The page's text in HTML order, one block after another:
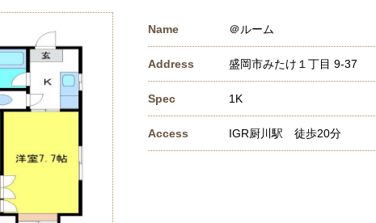
Name ＠ルーム
Address 盛岡市みたけ１丁目 9-37
Spec 1K
Access IGR厨川駅 徒歩20分